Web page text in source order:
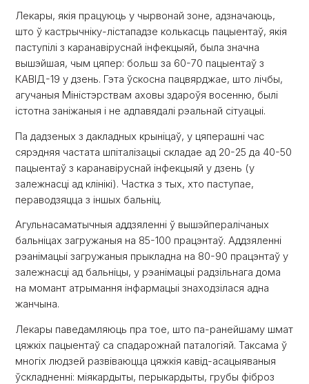
Лекары, якія працуюць у чырвонай зоне, адзначаюць,
што ў кастрычніку-лістападзе колькасць пацыентаў, якія
паступілі з каранавіруснай інфекцыяй, была значна
вышэйшая, чым цяпер: больш за 60-70 пацыентаў з
КАВІД-19 у дзень. Гэта ўскосна пацвярджае, што лічбы,
агучаныя Міністэрствам аховы здароўя восенню, былі
істотна заніжаныя і не адпавядалі рэальнай сітуацыі.
Па дадзеных з дакладных крыніцаў, у цяперашні час
сярэдняя частата шпіталізацыі складае ад 20-25 да 40-50
пацыентаў з каранавіруснай інфекцыяй у дзень (у
залежнасці ад клінікі). Частка з тых, хто паступае,
пераводзяцца з іншых бальніц.
Агульнасаматычныя аддзяленні ў вышэйпералічаных
бальніцах загружаныя на 85-100 працэнтаў. Аддзяленні
рэанімацыі загружаныя прыкладна на 80-90 працэнтаў у
залежнасці ад бальніцы, у рэанімацыі радзільнага дома
на момант атрымання інфармацыі знаходзілася адна
жанчына.
Лекары паведамляюць пра тое, што па-ранейшаму шмат
цяжкіх пацыентаў са спадарожнай паталогіяй. Таксама ў
многіх людзей развіваюцца цяжкія кавід-асацыяваныя
ўскладненні: міякардыты, перыкардыты, грубы фіброз